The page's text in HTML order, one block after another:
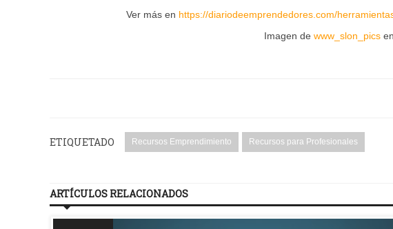
Ver más en https://diariodeemprendedores.com/
Imagen de www_slon_picsen
ETIQUETADO Recursos Emprendimiento Recursos para Profesionales
ARTÍCULOS RELACIONADOS